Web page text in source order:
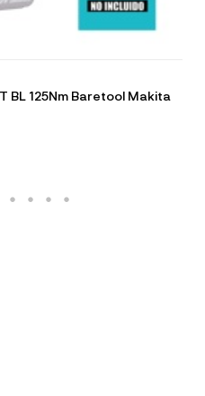
BL 125Nm Baretool Makita